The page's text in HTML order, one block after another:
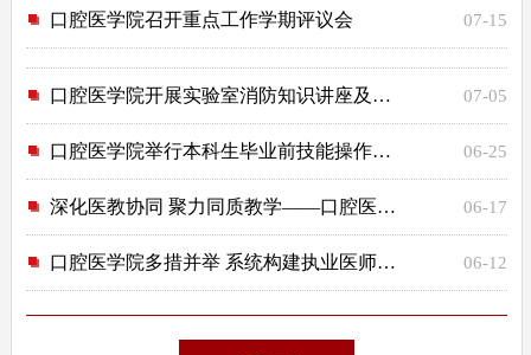
口腔医学院召开重点工作学期评议会 07-15
口腔医学院开展实验室消防知识讲座及应急演练 07-05
口腔医学院举行本科生毕业前技能操作考核 06-25
深化医教协同 聚力同质教学——口腔医学院开展新... 06-17
口腔医学院多措并举 系统构建执业医师考试备考... 06-12